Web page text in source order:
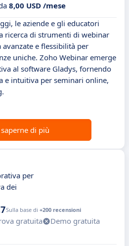
8,00 USD /mese
le aziende e gli educatori
ricerca di strumenti di webinar
e flessibilità per
uniche. Zoho Webinar emerge
al software Gladys, fornendo
e intuitiva per seminari online,
saperne di più
per
dei
Sulla base di +200 recensioni
gratuita
Demo gratuita